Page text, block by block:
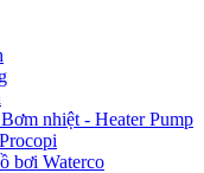
nhiệt - Heater Pump
bơi Waterco